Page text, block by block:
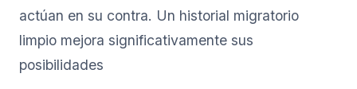
actúan en su contra. Un historial migratorio
limpio mejora significativamente sus
posibilidades